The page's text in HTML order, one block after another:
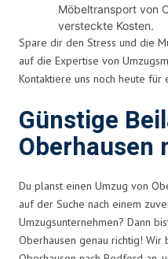
Möbeltransport von
versteckte Kosten.
Spare dir den Stress und die
auf die Expertise von
Kontaktiere uns noch heute
Günstige
Oberhausen
Du planst einen Umzug von
auf der Suche nach einem
Umzugsunternehmen? Dann
Oberhausen genau richtig!